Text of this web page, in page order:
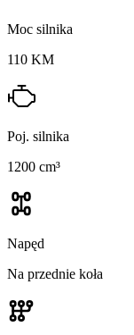
Moc silnika
110 KM
Poj. silnika
1200 cm³
Napęd
Na przednie koła